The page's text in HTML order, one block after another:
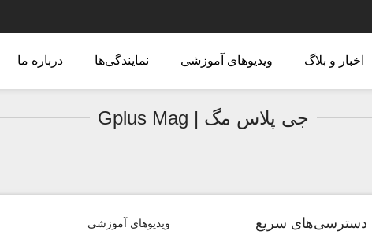
اخبار و بلاگ ویدیوهای آموزشی نمایندگی‌ها درباره ما
جی پلاس مگ | Gplus Mag
دسترسی‌های سریع ویدیوهای آموزشی